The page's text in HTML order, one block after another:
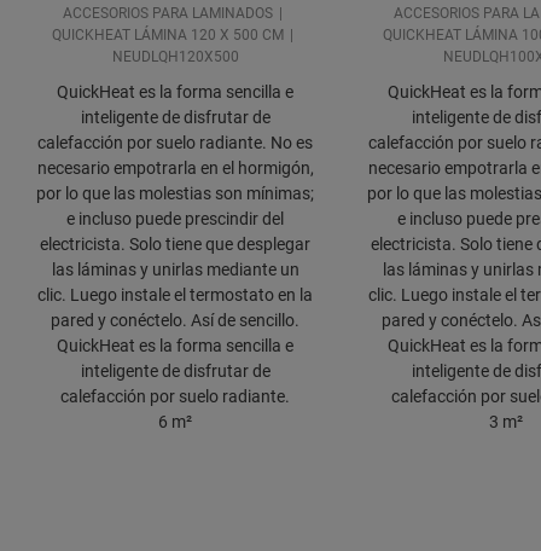
ACCESORIOS PARA LAMINADOS
QUICKHEAT LÁMINA 120 X 500 CM
NEUDLQH120X500
QuickHeat es la forma sencilla e
inteligente de disfrutar de
calefacción por suelo radiante. No es
necesario empotrarla en el hormigón,
por lo que las molestias son mínimas;
e incluso puede prescindir del
electricista. Solo tiene que desplegar
las láminas y unirlas mediante un
clic. Luego instale el termostato en la
pared y conéctelo. Así de sencillo.
QuickHeat es la forma sencilla e
inteligente de disfrutar de
calefacción por suelo radiante.
6 m²
ACCESORIOS PARA
QUICKHEAT LÁMINA
QuickHeat es la
inteligente de
calefacción por suelo
necesario empotrarla
por lo que las
e incluso puede
electricista. Solo tiene
las láminas y unirlas
clic. Luego instale el
pared y conéctelo.
QuickHeat es la
inteligente de
calefacción por
3 m²